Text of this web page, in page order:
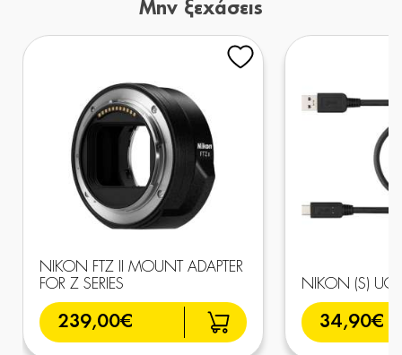
Μην ξεχάσεις
NIKON FTZ II MOUNT ADAPTER
FOR Z SERIES
239,00€
NIKON (S) UC-
34,90€